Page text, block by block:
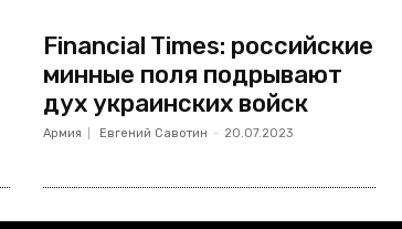
Financial Times: российские
минные поля подрывают
дух украинских войск
Армия Евгений Савотин - 20.07.2023